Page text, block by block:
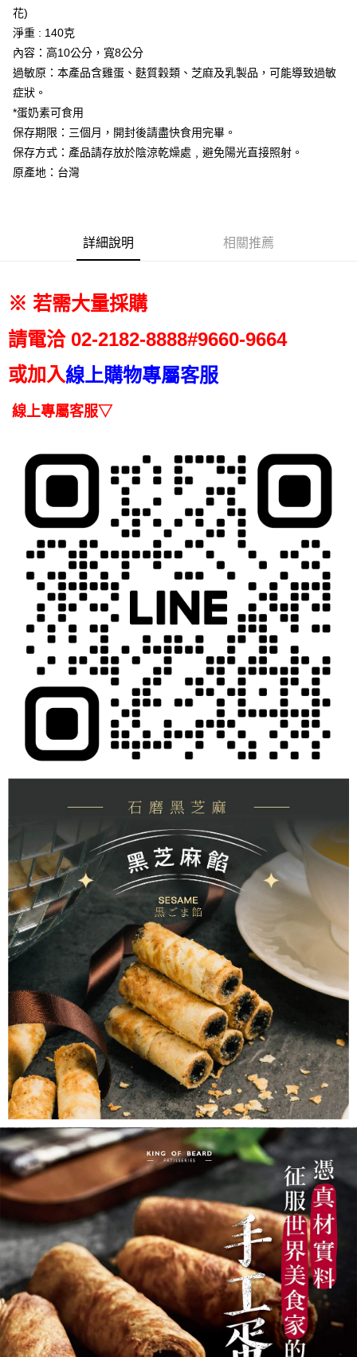
全盈+PAY
大哥付你分期
相關說明
【大哥付你分期使用說明】
1.本服務由台灣大哥大提供，台灣大哥大用戶可立即使用無須另外申請。
2.付款方式選擇「大哥付你分期」，訂單成立後會自動跳轉到大哥付的交易
流程，驗證手機門號後，選擇欲分期的期數、繳款截止日，確認付款後即完
成交易。
3.實際核准額度、可分期數及費用金額請依後續交易確認頁面所載為準。
消。如遇「轉專審核」未通過狀況，表示未達大哥付你分期系統評分，恕無
2.透過簡訊連結打開帳單後，可選擇「超商條碼／台灣大直營門市／銀行轉
帳／街口支付／iPASS MONEY」等通路繳費。
【注意事項】
1.本服務係由「台灣大哥大股份有限公司」（以下簡稱本公司）所提供，讓
買賣價金債權讓與本公司後，依約使用本公司帳單繳交帳款。
2.基於同意付款使用「大哥付你分期」之契約關係目的，商店將以您的個人
資料（包含姓名、電話或地址）提供予台灣大哥大進項蒐集、處理及利用，
由本公司與您本人進行分期帳單所需資料之確認、核對及更正。
AFTEE先享後付
相關說明
【關於「AFTEE先享後付」】
AFTEE先享後付是「在收到商品之後才付款」的支付方式。 讓您購物簡單
便利好安心！
１．簡單：不需註冊會員、不需綁卡、不需儲值。
１．於結帳方式選擇「AFTEE先享後付」後，將跳轉至「AFTEE先享後付」
ATM／網路銀行／等多元方式進行付款，方視為交易完成。
※ 請注意：結帳手續完成當下不需立刻繳費，但若您需要取消訂單，請聯絡
購買商品的店家。未經商家同意取消之訂單仍視為有效，需透過AFTEE先享
後付繳納相關費用。
是否繳費成功／繳費後需取消欲退款等相關疑問，請聯繫「AFTEE先享後付
客戶支援中心」https://netprotections.freshdesk.com/support/home
【注意事項】
權轉讓予恩沛科技股份有限公司。
２．關於個人資料處理事宜，請瀏覽以下網址：
https://aftee.tw/terms/#terms3
３．未成年的使用者請事先徵得法定代理人或監護人之同意方可使用
「AFTEE先享後付」，若未經同意申辦者引起之損失，本公司不負相關責
任。
４．使用「AFTEE先享後付」時，將依據個別帳號之用戶狀況，依本公司即
時審查核予不同之上限額度；若仍有額度不足之情形，本公司將視審查結果
請求用戶進行身份認證。
５．嚴禁一人註冊多個帳號或使用他人資訊註冊。若發現惡意使用之情形，
恩沛科技股份有限公司將有權停止該用戶之使用額度並採取法律行動。
ATM付款
運送方式
宅配
每筆NT$100，滿NT$1,200(含以上)免運費
請自備購物袋，若需購買紙袋可現場詢問
花)
淨重 : 140克
內容：高10公分，寬8公分
過敏原：本產品含雞蛋、麩質穀類、芝麻及乳製品，可能導致過敏
症狀。
*蛋奶素可食用
保存期限：三個月，開封後請盡快食用完畢。
保存方式：產品請存放於陰涼乾燥處﹐避免陽光直接照射。
原產地：台灣
詳細說明 相關推薦
※ 若需大量採購
請電洽 02-2182-8888#9660-9664
或加入線上購物專屬客服
線上專屬客服▽